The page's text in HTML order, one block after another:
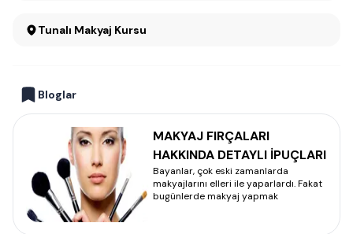
Tunalı Makyaj Kursu
Bloglar
MAKYAJ FIRÇALARI
HAKKINDA DETAYLI İPUÇLARI
Bayanlar, çok eski zamanlarda
makyajlarını elleri ile yaparlardı. Fakat
bugünlerde makyaj yapmak